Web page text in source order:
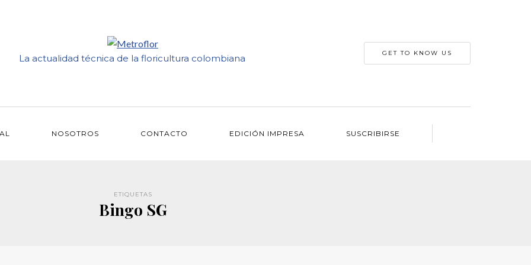
La actualidad técnica de la floricultura colombiana GET TO KNOW US
NOSOTROS CONTACTO EDICIÓN IMPRESA SUSCRIBIRSE
ETIQUETAS
Bingo SG